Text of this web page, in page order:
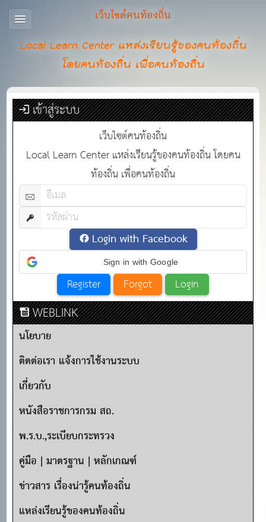
เว็บไซต์คนท้องถิ่น
Local Learn Center แหล่งเรียนรู้ของคนท้องถิ่น
โดยคนท้องถิ่น เพื่อคนท้องถิ่น
เข้าสู่ระบบ
เว็บไซต์คนท้องถิ่น
Local Learn Center แหล่งเรียนรู้ของคนท้องถิ่น โดยคน
ท้องถิ่น เพื่อคนท้องถิ่น
Login with Facebook
Sign in with Google
WEBLINK
นโยบาย
ติดต่อเรา แจ้งการใช้งานระบบ
เกี่ยวกับ
หนังสือราชการกรม สถ.
พ.ร.บ.,ระเบียบกระทรวง
คู่มือ | มาตรฐาน | หลักเกณฑ์
ข่าวสาร เรื่องน่ารู้คนท้องถิ่น
แหล่งเรียนรู้ของคนท้องถิ่น